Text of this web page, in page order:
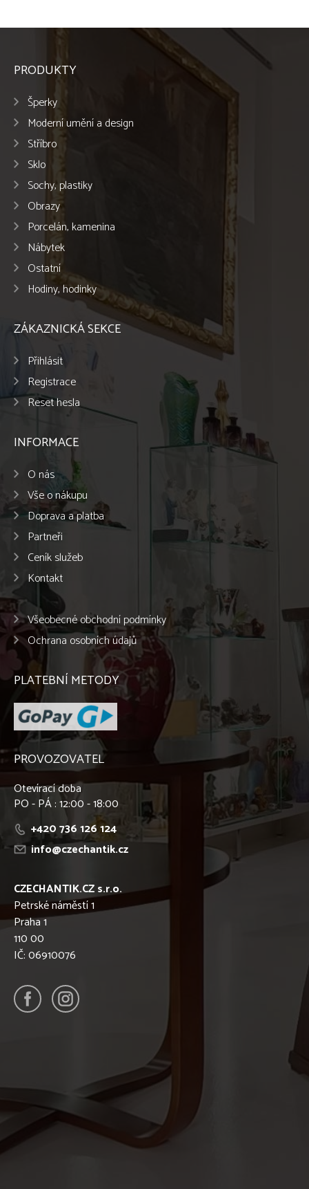
PRODUKTY
Šperky
Moderní umění a design
Stříbro
Sklo
Sochy, plastiky
Obrazy
Porcelán, kamenina
Nábytek
Ostatní
Hodiny, hodinky
ZÁKAZNICKÁ SEKCE
Přihlásit
Registrace
Reset hesla
INFORMACE
O nás
Vše o nákupu
Doprava a platba
Partneři
Ceník služeb
Kontakt
Všeobecné obchodní podmínky
Ochrana osobních údajů
PLATEBNÍ METODY
PROVOZOVATEL
Otevírací doba
PO - PÁ : 12:00 - 18:00
+420 736 126 124
info@czechantik.cz
CZECHANTIK.CZ s.r.o.
Petrské náměstí 1
Praha 1
110 00
IČ: 06910076